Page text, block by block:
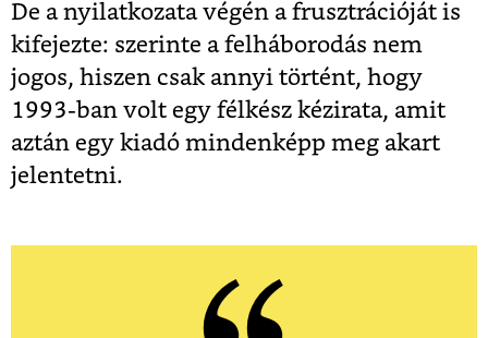
De a nyilatkozata végén a frusztrációját is
kifejezte: szerinte a felháborodás nem
jogos, hiszen csak annyi történt, hogy
1993-ban volt egy félkész kézirata, amit
aztán egy kiadó mindenképp meg akart
jelentetni.